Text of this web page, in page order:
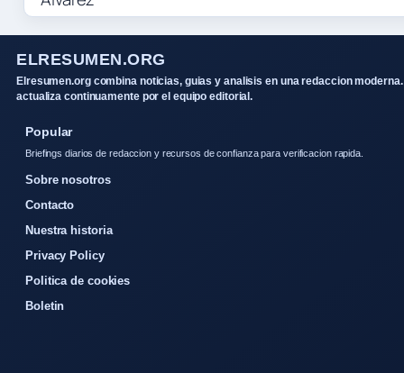
ELRESUMEN.ORG
Elresumen.org combina noticias, guias y analisis en una redaccion moderna.
actualiza continuamente por el equipo editorial.
Popular
Briefings diarios de redaccion y recursos de confianza para verificacion rapida.
Sobre nosotros
Contacto
Nuestra historia
Privacy Policy
Politica de cookies
Boletin